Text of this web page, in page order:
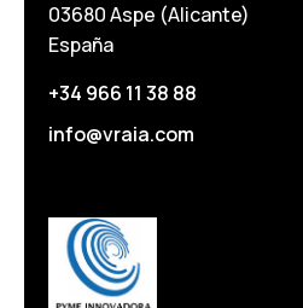
03680 Aspe (Alicante)
España
+34 966 11 38 88
info@vraia.com